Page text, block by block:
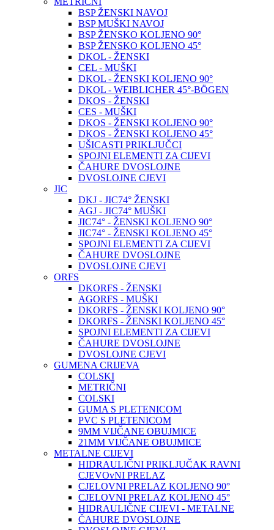
BSP ŽENSKI NAVOJ
BSP MUŠKI NAVOJ
BSP ŽENSKO KOLJENO 90°
BSP ŽENSKO KOLJENO 45°
DKOL - ŽENSKI
CEL - MUŠKI
DKOL - ŽENSKI KOLJENO 90°
DKOL - WEIBLICHER 45°-BÖGEN
DKOS - ŽENSKI
CES - MUŠKI
DKOS - ŽENSKI KOLJENO 90°
DKOS - ŽENSKI KOLJENO 45°
UŠICASTI PRIKLJUČCI
SPOJNI ELEMENTI ZA CIJEVI
ČAHURE DVOSLOJNE
DVOSLOJNE CJEVI
JIC
DKJ - JIC74° ŽENSKI
AGJ - JIC74° MUŠKI
JIC74° - ŽENSKI KOLJENO 90°
JIC74° - ŽENSKI KOLJENO 45°
SPOJNI ELEMENTI ZA CIJEVI
ČAHURE DVOSLOJNE
DVOSLOJNE CJEVI
ORFS
DKORFS - ŽENSKI
AGORFS - MUŠKI
DKORFS - ŽENSKI KOLJENO 90°
DKORFS - ŽENSKI KOLJENO 45°
SPOJNI ELEMENTI ZA CIJEVI
ČAHURE DVOSLOJNE
DVOSLOJNE CJEVI
GUMENA CRIJEVA
COLSKI
METRIČNI
COLSKI
GUMA S PLETENICOM
PVC S PLETENICOM
9MM VIJČANE OBUJMICE
21MM VIJČANE OBUJMICE
METALNE CIJEVI
HIDRAULIČNI PRIKLJUČAK RAVNI
CJEVOvNI PRELAZ
CJELOVNI PRELAZ KOLJENO 90°
CJELOVNI PRELAZ KOLJENO 45°
HIDRAULIČNE CIJEVI - METALNE
ČAHURE DVOSLOJNE